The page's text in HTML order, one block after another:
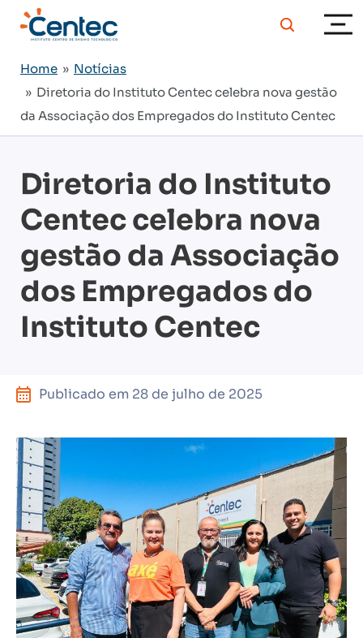
Home » Notícias
» Diretoria do Instituto Centec celebra nova gestão
da Associação dos Empregados do Instituto Centec
Diretoria do Instituto
Centec celebra nova
gestão da Associação
dos Empregados do
Instituto Centec
Publicado em 28 de julho de 2025